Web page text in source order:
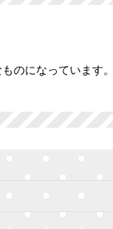
のになっています